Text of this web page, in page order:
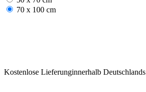
70 x 100 cm
Kostenlose Lieferunginnerhalb Deutschlands